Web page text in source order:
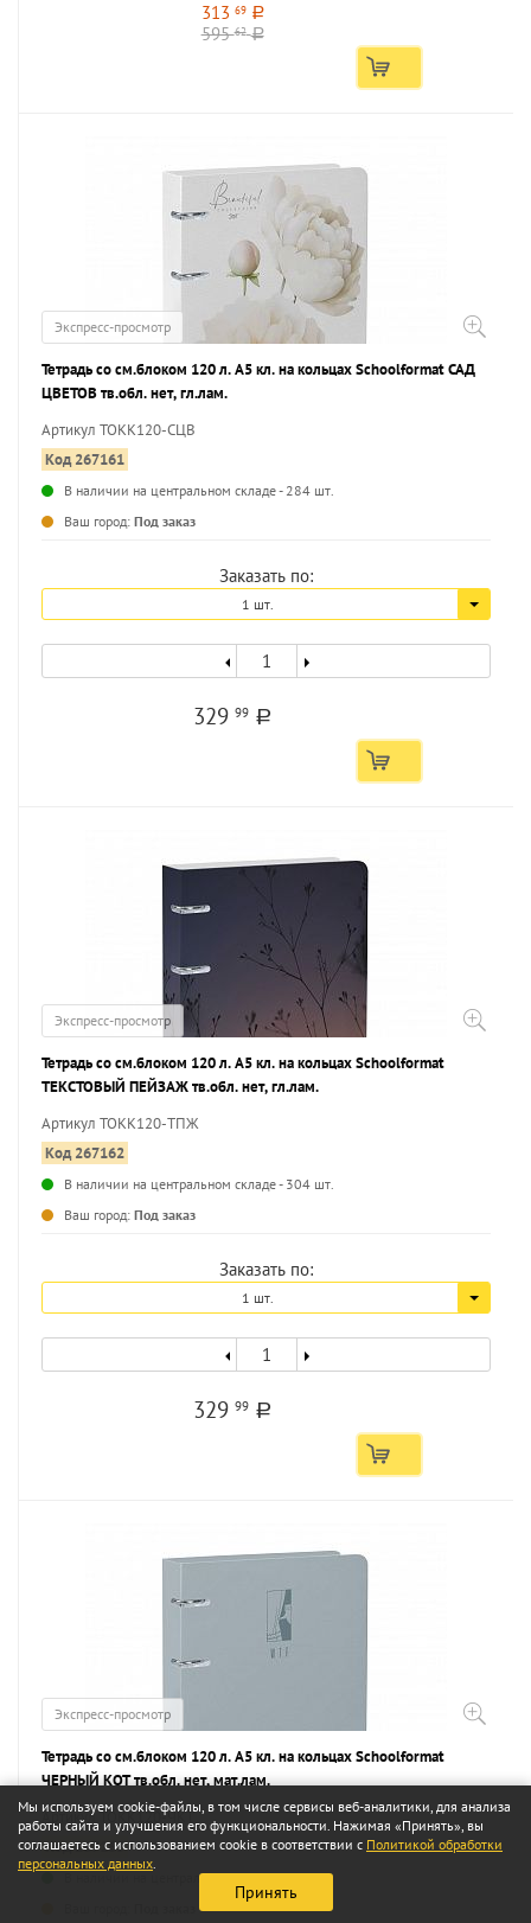
313 69 a
59562 a
Экспресс-просмотр
Тетрадь со см.блоком 120 л. А5 кл. на кольцах Schoolformat САД
ЦВЕТОВ тв.обл. нет, гл.лам.
Артикул ТОКК120-СЦВ
Код 267161
В наличии на центральном складе - 284 шт.
Ваш город: Под заказ
Заказать по:
1 шт.
32999 a
Экспресс-просмотр
Тетрадь со см.блоком 120 л. А5 кл. на кольцах Schoolformat
ТЕКСТОВЫЙ ПЕЙЗАЖ тв.обл. нет, гл.лам.
Артикул ТОКК120-ТПЖ
Код 267162
В наличии на центральном складе - 304 шт.
Ваш город: Под заказ
Заказать по:
1 шт.
32999 a
Экспресс-просмотр
Тетрадь со см.блоком 120 л. А5 кл. на кольцах Schoolformat
ЧЕРНЫЙ КОТ тв.обл. нет, мат.лам.
Артикул ТОКК120-ЧКТ
Код 267163
В наличии на центральном складе - 539 шт.
Мы используем cookie-файлы, в том числе сервисы веб-аналитики, для анализа
работы сайта и улучшения его функциональности. Нажимая «Принять», вы
соглашаетесь с использованием cookie в соответствии с Политикой обработки
персональных данных.
Принять